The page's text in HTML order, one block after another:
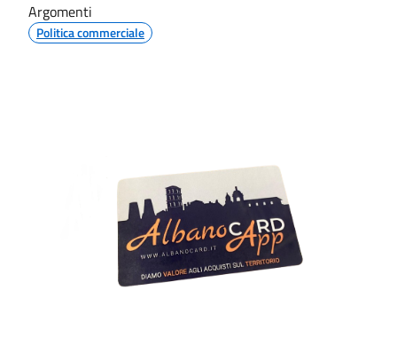
Argomenti
Politica commerciale